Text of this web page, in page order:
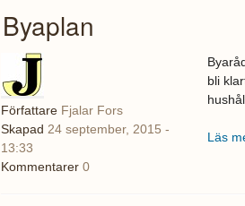
Byaplan
Författare Fjalar Fors
Skapad 24 september, 2015 -
13:33
Kommentarer 0
bli
Läs